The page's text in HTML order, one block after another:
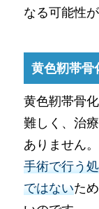
なる可能性
黄色靭帯骨
黄色靭帯骨
難しく、治
ありません。
手術で行う
ではないた